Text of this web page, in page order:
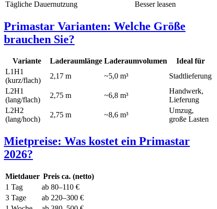
Tägliche Dauernutzung
Besser leasen
Primastar Varianten: Welche Größe
brauchen Sie?
Variante Laderaumlänge Laderaumvolumen
Ideal für
L1H1
(kurz/flach)
2,17 m ~5,0 m³
Stadtlieferung
L2H1
(lang/flach)
2,75 m ~6,8 m³
Handwerk,
Lieferung
L2H2
(lang/hoch)
2,75 m ~8,6 m³
Umzug,
große Lasten
Mietpreise: Was kostet ein Primastar
2026?
Mietdauer Preis ca. (netto)
1 Tag
ab 80–110 €
3 Tage
ab 220–300 €